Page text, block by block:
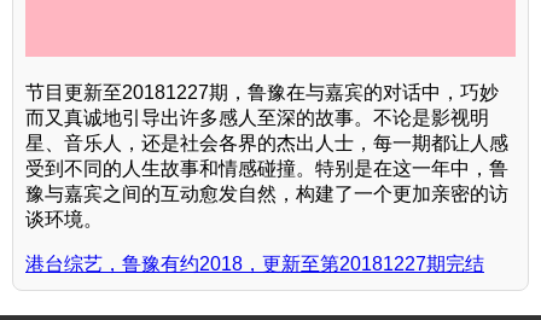
节目更新至20181227期，鲁豫在与嘉宾的对话中，巧妙
而又真诚地引导出许多感人至深的故事。不论是影视明
星、音乐人，还是社会各界的杰出人士，每一期都让人感
受到不同的人生故事和情感碰撞。特别是在这一年中，鲁
豫与嘉宾之间的互动愈发自然，构建了一个更加亲密的访
谈环境。
港台综艺，鲁豫有约2018，更新至第20181227期完结